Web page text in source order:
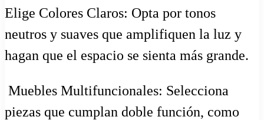
Elige Colores Claros: Opta por tonos
neutros y suaves que amplifiquen la luz y
hagan que el espacio se sienta más grande.
️ Muebles Multifuncionales: Selecciona
piezas que cumplan doble función, como